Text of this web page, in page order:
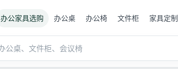
办公家具选购 办公桌 办公椅 文件柜 家具定制